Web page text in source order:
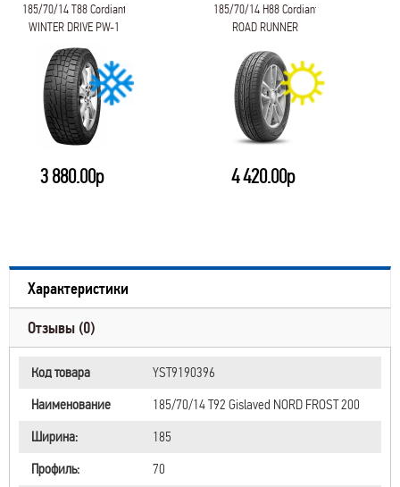
185/70/14 T88 Cordiant
WINTER DRIVE PW-1
3 880.00р
185/70/14 H88 Cordiant
ROAD RUNNER
4 420.00р
Характеристики
Отзывы (0)
Код товара
YST9190396
Наименование
185/70/14 T92 Gislaved NORD FROST 200
Ширина:
185
Профиль:
70